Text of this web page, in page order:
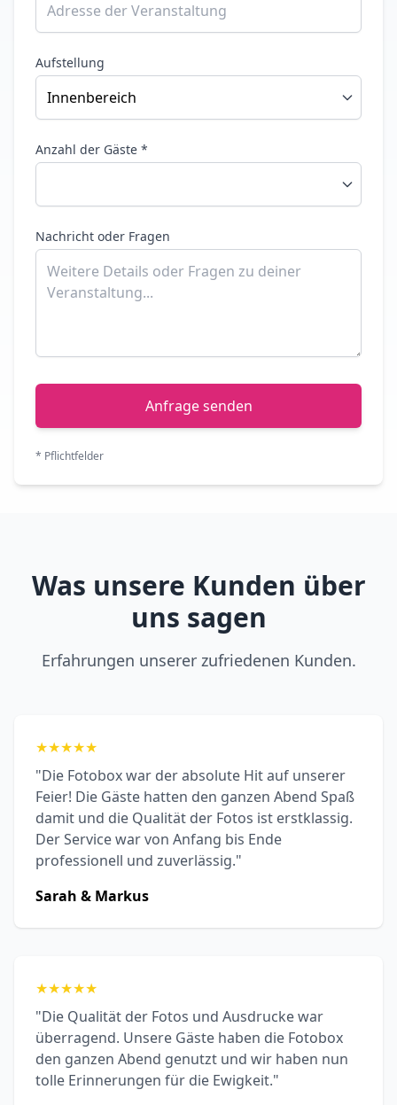
Aufstellung
Anzahl der Gäste *
Nachricht oder Fragen
Anfrage senden
* Pflichtfelder
Was unsere Kunden über
uns sagen
Erfahrungen unserer zufriedenen Kunden.
★★★★★
"Die Fotobox war der absolute Hit auf unserer
Feier! Die Gäste hatten den ganzen Abend Spaß
damit und die Qualität der Fotos ist erstklassig.
Der Service war von Anfang bis Ende
professionell und zuverlässig."
Sarah & Markus
★★★★★
"Die Qualität der Fotos und Ausdrucke war
überragend. Unsere Gäste haben die Fotobox
den ganzen Abend genutzt und wir haben nun
tolle Erinnerungen für die Ewigkeit."